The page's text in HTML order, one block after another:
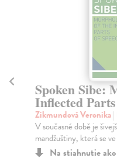
Spoken Sibe:
Inflected
Zikmundová Veronika|
V současné době je
mandžuštiny, která se
Na stiahnutie ako